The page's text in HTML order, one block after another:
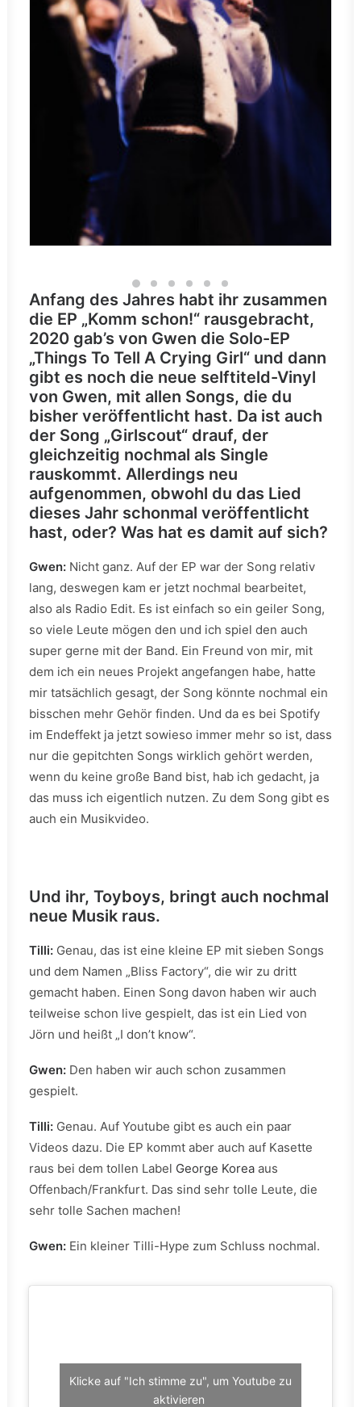
Anfang des Jahres habt ihr zusammen
die EP „Komm schon!“ rausgebracht,
2020 gab’s von Gwen die Solo-EP
„Things To Tell A Crying Girl“ und dann
gibt es noch die neue selftiteld-Vinyl
von Gwen, mit allen Songs, die du
bisher veröffentlicht hast. Da ist auch
der Song „Girlscout“ drauf, der
gleichzeitig nochmal als Single
rauskommt. Allerdings neu
aufgenommen, obwohl du das Lied
dieses Jahr schonmal veröffentlicht
hast, oder? Was hat es damit auf sich?
Gwen: Nicht ganz. Auf der EP war der Song relativ
lang, deswegen kam er jetzt nochmal bearbeitet,
also als Radio Edit. Es ist einfach so ein geiler Song,
so viele Leute mögen den und ich spiel den auch
super gerne mit der Band. Ein Freund von mir, mit
dem ich ein neues Projekt angefangen habe, hatte
mir tatsächlich gesagt, der Song könnte nochmal ein
bisschen mehr Gehör finden. Und da es bei Spotify
im Endeffekt ja jetzt sowieso immer mehr so ist, dass
nur die gepitchten Songs wirklich gehört werden,
wenn du keine große Band bist, hab ich gedacht, ja
das muss ich eigentlich nutzen. Zu dem Song gibt es
auch ein Musikvideo.
Und ihr, Toyboys, bringt auch nochmal
neue Musik raus.
Tilli: Genau, das ist eine kleine EP mit sieben Songs
und dem Namen „Bliss Factory“, die wir zu dritt
gemacht haben. Einen Song davon haben wir auch
teilweise schon live gespielt, das ist ein Lied von
Jörn und heißt „I don’t know“.
Gwen: Den haben wir auch schon zusammen
gespielt.
Tilli: Genau. Auf Youtube gibt es auch ein paar
Videos dazu. Die EP kommt aber auch auf Kasette
raus bei dem tollen Label George Korea aus
Offenbach/Frankfurt. Das sind sehr tolle Leute, die
sehr tolle Sachen machen!
Gwen: Ein kleiner Tilli-Hype zum Schluss nochmal.
Klicke auf "Ich stimme zu", um Youtube zu
aktivieren